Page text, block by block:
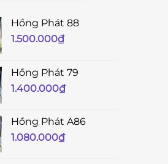
Hồng Phát 88
1.500.000₫
Hồng Phát 79
1.400.000₫
Hồng Phát A86
1.080.000₫